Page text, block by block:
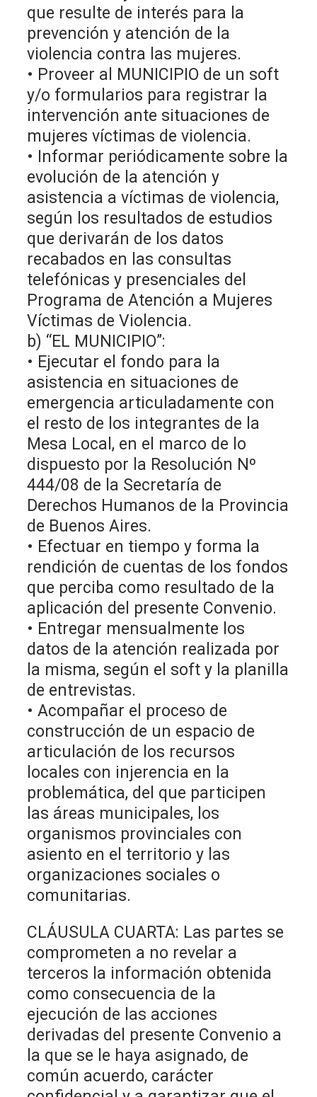
que resulte de interés para la
prevención y atención de la
violencia contra las mujeres.
• Proveer al MUNICIPIO de un soft
y/o formularios para registrar la
intervención ante situaciones de
mujeres víctimas de violencia.
• Informar periódicamente sobre la
evolución de la atención y
asistencia a víctimas de violencia,
según los resultados de estudios
que derivarán de los datos
recabados en las consultas
telefónicas y presenciales del
Programa de Atención a Mujeres
Víctimas de Violencia.
b) “EL MUNICIPIO”:
• Ejecutar el fondo para la
asistencia en situaciones de
emergencia articuladamente con
el resto de los integrantes de la
Mesa Local, en el marco de lo
dispuesto por la Resolución Nº
444/08 de la Secretaría de
Derechos Humanos de la Provincia
de Buenos Aires.
• Efectuar en tiempo y forma la
rendición de cuentas de los fondos
que perciba como resultado de la
aplicación del presente Convenio.
• Entregar mensualmente los
datos de la atención realizada por
la misma, según el soft y la planilla
de entrevistas.
• Acompañar el proceso de
construcción de un espacio de
articulación de los recursos
locales con injerencia en la
problemática, del que participen
las áreas municipales, los
organismos provinciales con
asiento en el territorio y las
organizaciones sociales o
comunitarias.
CLÁUSULA CUARTA: Las partes se
comprometen a no revelar a
terceros la información obtenida
como consecuencia de la
ejecución de las acciones
derivadas del presente Convenio a
la que se le haya asignado, de
común acuerdo, carácter